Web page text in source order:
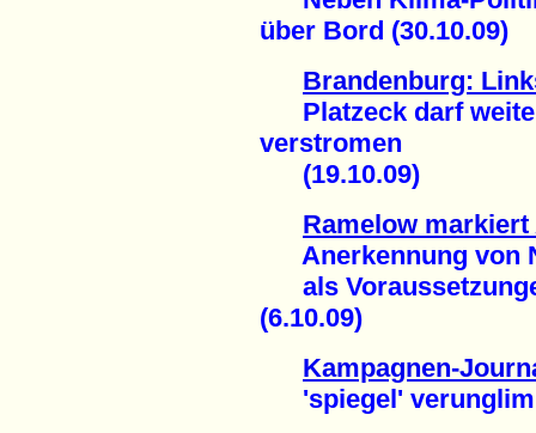
über Bord (30.10.09)
Brandenburg:
Platzeck darf
verstromen
(19.10.09)
Ramelow
Anerkennung von
als
(6.10.09)
Kampagnen-
'spiegel'